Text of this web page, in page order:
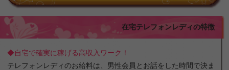
在宅テレフォンレディの特徴
◆自宅で確実に稼げる高収入ワーク！
テレフォンレディのお給料は、男性会員とお話をした時間で決ま